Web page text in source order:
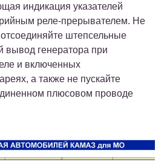
индикация указателей
реле-прерывателем. Не
штепсельные
генератора при
и включенных
а также не пускайте
плюсовом проводе